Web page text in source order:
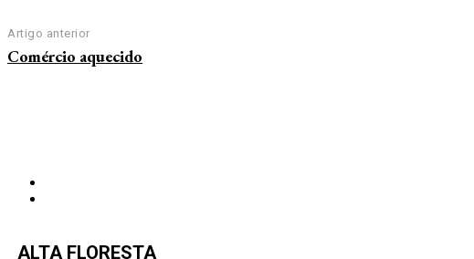
Artigo anterior
Comércio aquecido
ALTA FLORESTA